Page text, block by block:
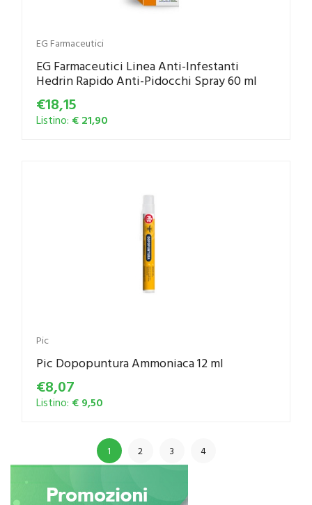
EG Farmaceutici
EG Farmaceutici Linea Anti-Infestanti
Hedrin Rapido Anti-Pidocchi Spray 60 ml
€18,15
Listino: € 21,90
Pic
Pic Dopopuntura Ammoniaca 12 ml
€8,07
Listino: € 9,50
1 2 3 4